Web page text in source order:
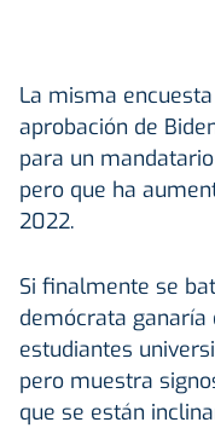
La misma
aprobación de
para un
pero que ha
2022.
Si finalmente se
demócrata
estudiantes
pero muestra
que se están